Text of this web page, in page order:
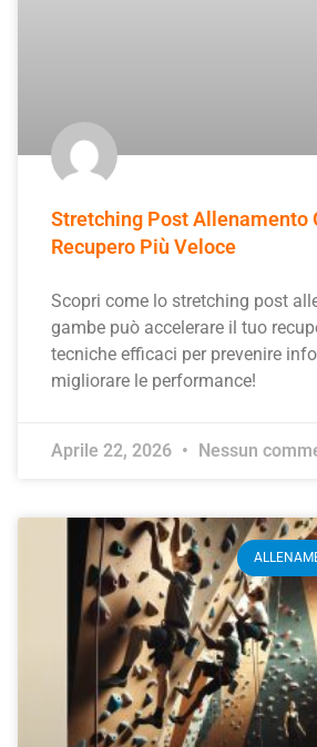
Stretching Post Allenamento
Recupero Più Veloce
Scopri come lo stretching post
gambe può accelerare il tuo
tecniche efficaci per prevenire
migliorare le performance!
Aprile 22, 2026 Nessun